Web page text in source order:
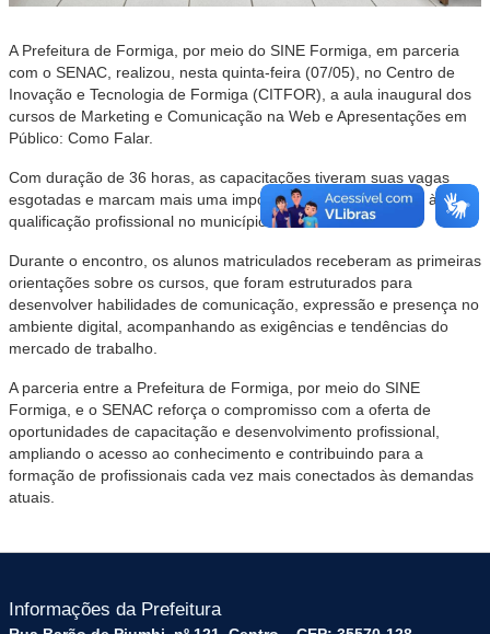
A Prefeitura de Formiga, por meio do SINE Formiga, em parceria
com o SENAC, realizou, nesta quinta-feira (07/05), no Centro de
Inovação e Tecnologia de Formiga (CITFOR), a aula inaugural dos
cursos de Marketing e Comunicação na Web e Apresentações em
Público: Como Falar.
Com duração de 36 horas, as capacitações tiveram suas vagas
esgotadas e marcam mais uma importante iniciativa voltada à
qualificação profissional no município.
Durante o encontro, os alunos matriculados receberam as primeiras
orientações sobre os cursos, que foram estruturados para
desenvolver habilidades de comunicação, expressão e presença no
ambiente digital, acompanhando as exigências e tendências do
mercado de trabalho.
A parceria entre a Prefeitura de Formiga, por meio do SINE
Formiga, e o SENAC reforça o compromisso com a oferta de
oportunidades de capacitação e desenvolvimento profissional,
ampliando o acesso ao conhecimento e contribuindo para a
formação de profissionais cada vez mais conectados às demandas
atuais.
Informações da Prefeitura